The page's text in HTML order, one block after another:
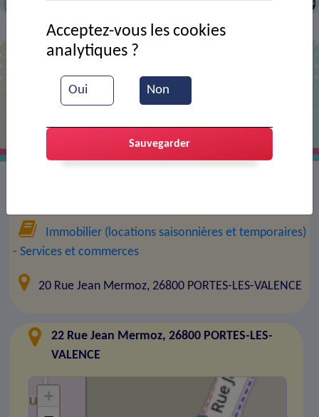
> Contact >ALBERT
ALBERT
Immobilier (locations saisonnières et temporaires)
- Services et commerces
20 Rue Jean Mermoz, 26800 PORTES-LES-VALENCE
22 Rue Jean Mermoz, 26800 PORTES-LES-
VALENCE
+
Oui Non
Acceptez-vous les cookies
analytiques ?
Sauvegarder